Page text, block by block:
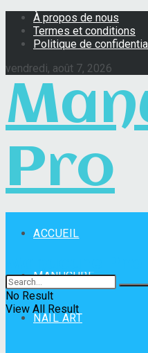
À propos de nous
Termes et conditions
Politique de
vendredi, août 7, 2026
Pro
ACCUEIL
MANUCURE
NAIL ART
No Result
View All Result